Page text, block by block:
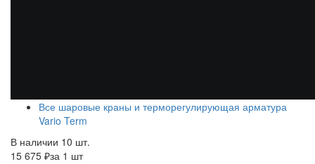
Все шаровые краны и терморегулирующая арматура
Vario Term
В наличии 10 шт.
15 675 ₽за 1 шт